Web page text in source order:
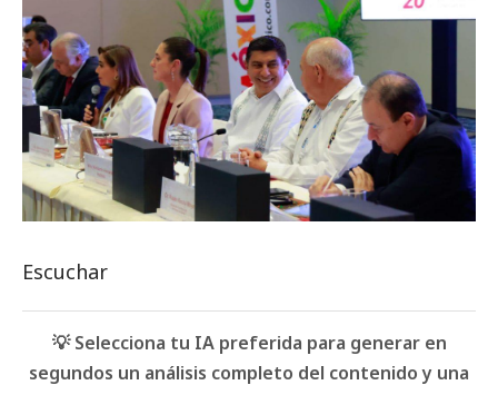
Escuchar
💡 Selecciona tu IA preferida para generar en
segundos un análisis completo del contenido y una